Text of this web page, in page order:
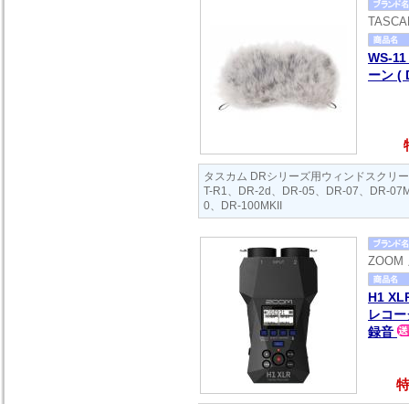
WS-
ーン (
タスカム DRシリーズ用ウィンドスクリ
T-R1、DR-2d、DR-05、DR-07、DR-
0、DR-100MKII
ZOOM
H1
レコ
録音